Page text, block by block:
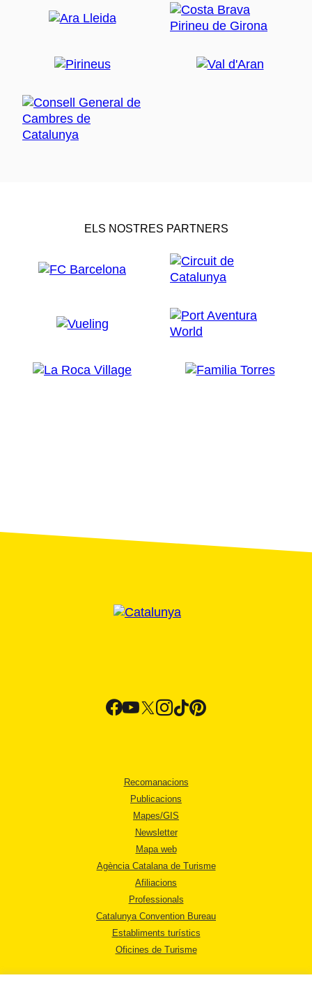
ELS NOSTRES PARTNERS
Recomanacions
Publicacions
Mapes/GIS
Newsletter
Mapa web
Agència Catalana de Turisme
Afiliacions
Professionals
Catalunya Convention Bureau
Establiments turístics
Oficines de Turisme